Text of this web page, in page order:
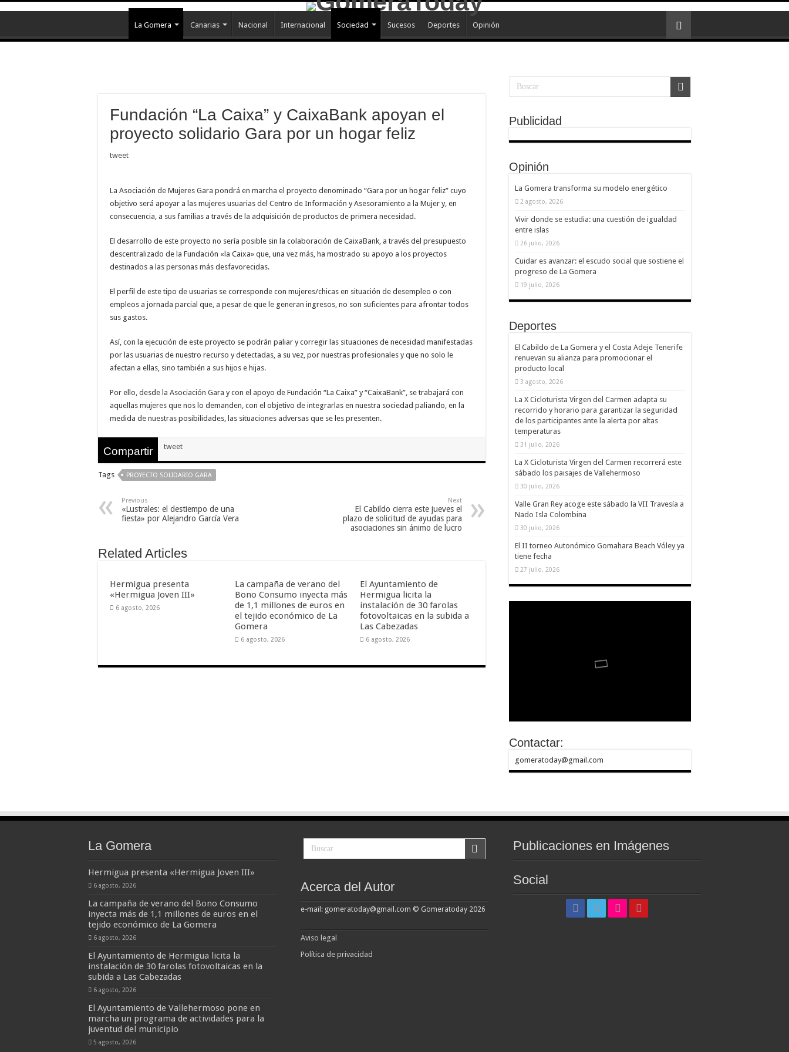
La Gomera Canarias Nacional Internacional Sociedad Sucesos Deportes Opinión
Fundación “La Caixa” y CaixaBank apoyan el
proyecto solidario Gara por un hogar feliz
tweet
La Asociación de Mujeres Gara pondrá en marcha el proyecto denominado “Gara por un hogar feliz” cuyo
objetivo será apoyar a las mujeres usuarias del Centro de Información y Asesoramiento a la Mujer y, en
consecuencia, a sus familias a través de la adquisición de productos de primera necesidad.
El desarrollo de este proyecto no sería posible sin la colaboración de CaixaBank, a través del presupuesto
descentralizado de la Fundación «la Caixa» que, una vez más, ha mostrado su apoyo a los proyectos
destinados a las personas más desfavorecidas.
El perfil de este tipo de usuarias se corresponde con mujeres/chicas en situación de desempleo o con
empleos a jornada parcial que, a pesar de que le generan ingresos, no son suficientes para afrontar todos
sus gastos.
Así, con la ejecución de este proyecto se podrán paliar y corregir las situaciones de necesidad manifestadas
por las usuarias de nuestro recurso y detectadas, a su vez, por nuestras profesionales y que no solo le
afectan a ellas, sino también a sus hijos e hijas.
Por ello, desde la Asociación Gara y con el apoyo de Fundación “La Caixa” y “CaixaBank”, se trabajará con
aquellas mujeres que nos lo demanden, con el objetivo de integrarlas en nuestra sociedad paliando, en la
medida de nuestras posibilidades, las situaciones adversas que se les presenten.
Compartir tweet
Tags PROYECTO SOLIDARIO GARA
Previous
«Lustrales: el destiempo de una
fiesta» por Alejandro García Vera
Next
El Cabildo cierra este jueves el
plazo de solicitud de ayudas para
asociaciones sin ánimo de lucro
Related Articles
Hermigua presenta
«Hermigua Joven III»
6 agosto, 2026
La campaña de verano del
Bono Consumo inyecta más
de 1,1 millones de euros en
el tejido económico de La
Gomera
6 agosto, 2026
El Ayuntamiento de
Hermigua licita la
instalación de 30 farolas
fotovoltaicas en la subida a
Las Cabezadas
6 agosto, 2026
Publicidad
Opinión
La Gomera transforma su modelo energético
2 agosto, 2026
Vivir donde se estudia: una cuestión de igualdad
entre islas
26 julio, 2026
Cuidar es avanzar: el escudo social que sostiene el
progreso de La Gomera
19 julio, 2026
Deportes
El Cabildo de La Gomera y el Costa Adeje Tenerife
renuevan su alianza para promocionar el
producto local
3 agosto, 2026
La X Cicloturista Virgen del Carmen adapta su
recorrido y horario para garantizar la seguridad
de los participantes ante la alerta por altas
temperaturas
31 julio, 2026
La X Cicloturista Virgen del Carmen recorrerá este
sábado los paisajes de Vallehermoso
30 julio, 2026
Valle Gran Rey acoge este sábado la VII Travesía a
Nado Isla Colombina
30 julio, 2026
El II torneo Autonómico Gomahara Beach Vóley ya
tiene fecha
27 julio, 2026
Contactar:
gomeratoday@gmail.com
La Gomera
Hermigua presenta «Hermigua Joven III»
6 agosto, 2026
La campaña de verano del Bono Consumo
inyecta más de 1,1 millones de euros en el
tejido económico de La Gomera
6 agosto, 2026
El Ayuntamiento de Hermigua licita la
instalación de 30 farolas fotovoltaicas en la
subida a Las Cabezadas
6 agosto, 2026
El Ayuntamiento de Vallehermoso pone en
marcha un programa de actividades para la
juventud del municipio
5 agosto, 2026
Acerca del Autor
e-mail: gomeratoday@gmail.com © Gomeratoday 2026
Aviso legal
Política de privacidad
Publicaciones en Imágenes
Social